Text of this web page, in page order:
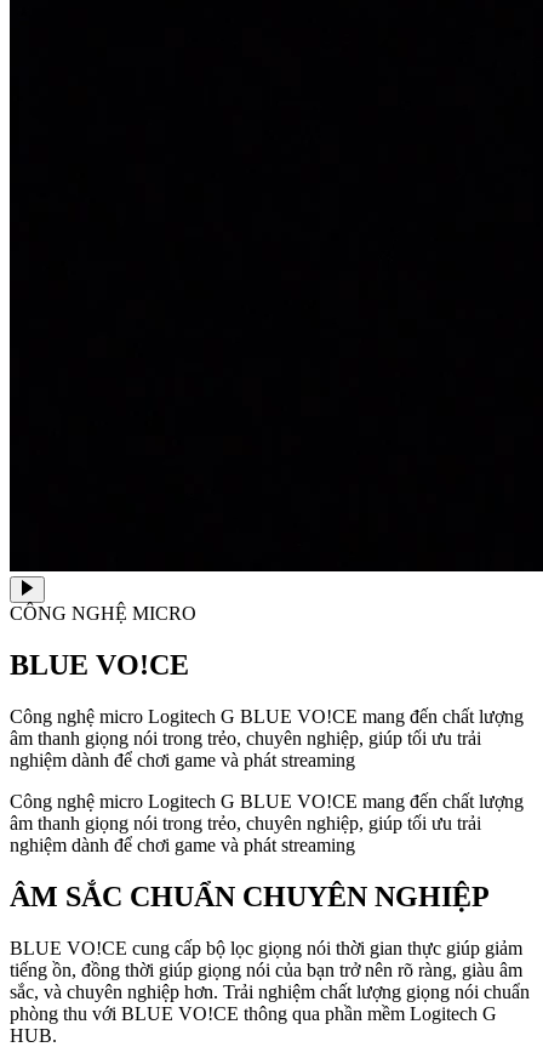
CÔNG NGHỆ MICRO
BLUE VO!CE
Công nghệ micro Logitech G BLUE VO!CE mang đến chất lượng
âm thanh giọng nói trong trẻo, chuyên nghiệp, giúp tối ưu trải
nghiệm dành để chơi game và phát streaming
Công nghệ micro Logitech G BLUE VO!CE mang đến chất lượng
âm thanh giọng nói trong trẻo, chuyên nghiệp, giúp tối ưu trải
nghiệm dành để chơi game và phát streaming
ÂM SẮC CHUẨN CHUYÊN NGHIỆP
BLUE VO!CE cung cấp bộ lọc giọng nói thời gian thực giúp giảm
tiếng ồn, đồng thời giúp giọng nói của bạn trở nên rõ ràng, giàu âm
sắc, và chuyên nghiệp hơn. Trải nghiệm chất lượng giọng nói chuẩn
phòng thu với BLUE VO!CE thông qua phần mềm Logitech G
HUB.